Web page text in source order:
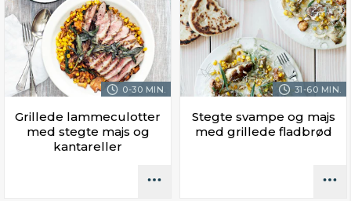
0-30 MIN.
Grillede lammeculotter
med stegte majs og
kantareller
31-60 MIN.
Stegte svampe og majs
med grillede fladbrød